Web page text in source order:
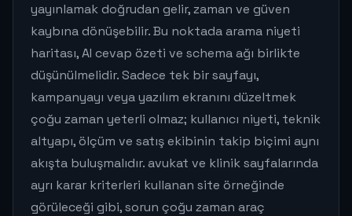
yayınlamak doğrudan gelir, zaman ve güven
kaybına dönüşebilir. Bu noktada arama niyeti
haritası, AI cevap özeti ve schema ağı birlikte
düşünülmelidir. Sadece tek bir sayfayı,
kampanyayı veya yazılım ekranını düzeltmek
çoğu zaman yeterli olmaz; kullanıcı niyeti, teknik
altyapı, ölçüm ve satış ekibinin takip biçimi aynı
akışta buluşmalıdır. avukat ve klinik sayfalarında
ayrı karar kriterleri kullanan site örneğinde
görüleceği gibi, sorun çoğu zaman araç